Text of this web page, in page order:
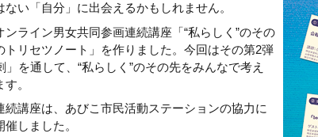
い「自分」に出会えるかもしれません。
ライン男女共同参画連続講座「“私らしく”のその
トリセツノート」を作りました。今回はその第2弾
」を通して、“私らしく”のその先をみんなで考え
。
続講座は、あびこ市民活動ステーションの協力に
しました。